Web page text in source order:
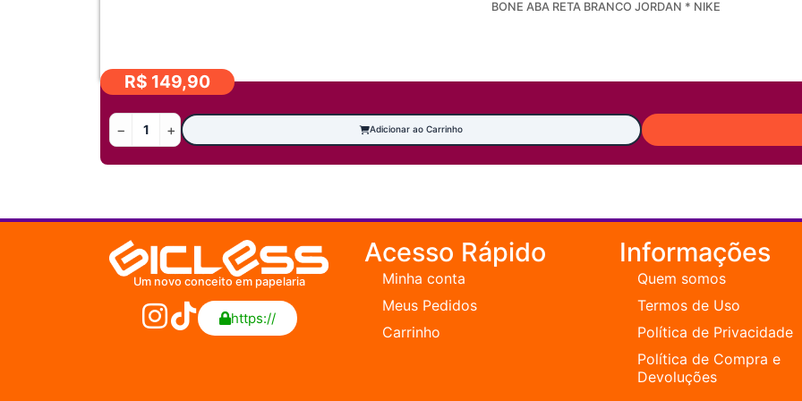
BONE ABA RETA BRANCO JORDAN * NIKE
R$ 149,90
− + Adicionar ao Carrinho
Um novo conceito em papelaria
https://
Acesso Rápido
Minha conta
Meus Pedidos
Carrinho
Informações
Quem somos
Termos de Uso
Política de Privacidade
Política de Compra e
Devoluções